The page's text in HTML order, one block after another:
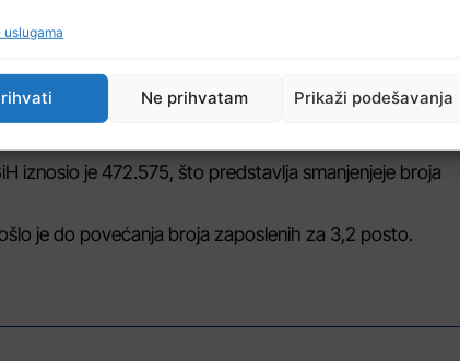
Ne prihvatam Prikaži podešavanja
su Federalnog zavoda za statistiku.
2017. godine u Federaciji BiH iznosila je 1.341 KM i
mjesec.
bruto plaća po zaposlenom za decembar 2017.
iznosio je 472.575, što predstavlja smanjenjeje broja
je do povećanja broja zaposlenih za 3,2 posto.